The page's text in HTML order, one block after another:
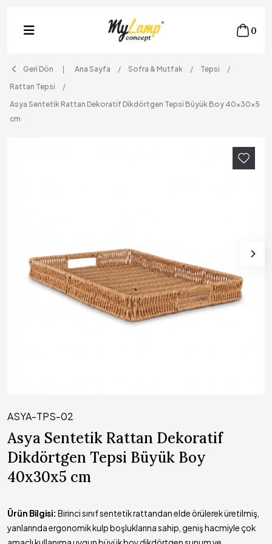
0
Geri Dön Ana Sayfa Sofra & Mutfak
Tepsi
Rattan Tepsi
Asya Sentetik Rattan Dekoratif Dikdörtgen Tepsi Büyük Boy 40x30x5
cm
ASYA-TPS-02
Asya Sentetik Rattan Dekoratif
Dikdörtgen Tepsi Büyük Boy
40x30x5 cm
Ürün Bilgisi: Birinci sınıf sentetik rattandan elde örülerek üretilmiş,
yanlarında ergonomik kulp boşluklarına sahip, geniş hacmiyle çok